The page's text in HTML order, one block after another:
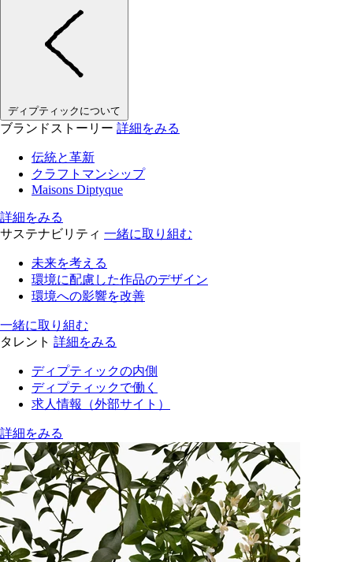
ディプティックについて
ブランドストーリー 詳細をみる
伝統と革新
クラフトマンシップ
Maisons Diptyque
詳細をみる
サステナビリティ 一緒に取り組む
未来を考える
環境に配慮した作品のデザイン
環境への影響を改善
一緒に取り組む
タレント 詳細をみる
ディプティックの内側
ディプティックで働く
求人情報（外部サイト）
詳細をみる